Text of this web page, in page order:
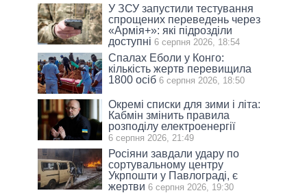
У ЗСУ запустили тестування
спрощених переведень через
«Армія+»: які підрозділи
доступні 6 серпня 2026, 18:54
Спалах Еболи у Конго:
кількість жертв перевищила
1800 осіб 6 серпня 2026, 18:50
Окремі списки для зими і літа:
Кабмін змінить правила
розподілу електроенергії
6 серпня 2026, 21:49
Росіяни завдали удару по
сортувальному центру
Укрпошти у Павлограді, є
жертви 6 серпня 2026, 19:30